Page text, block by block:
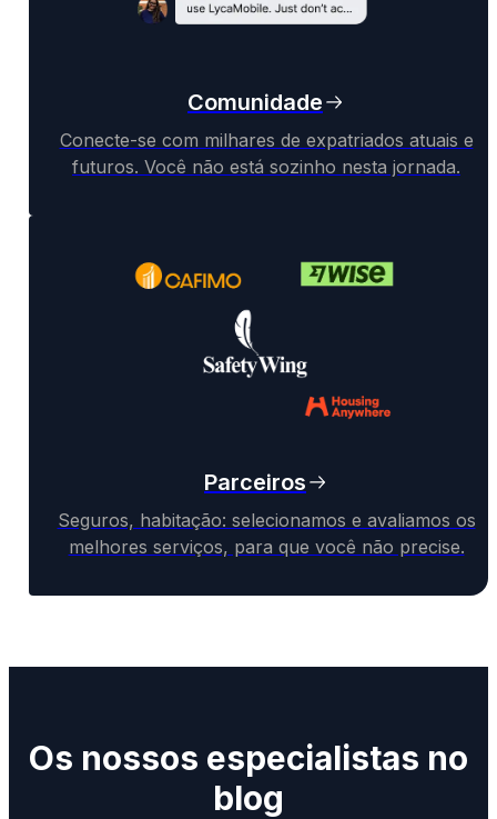
Comunidade
Conecte-se com milhares de expatriados atuais e
futuros. Você não está sozinho nesta jornada.
Parceiros
Seguros, habitação: selecionamos e avaliamos os
melhores serviços, para que você não precise.
Os nossos especialistas no
blog